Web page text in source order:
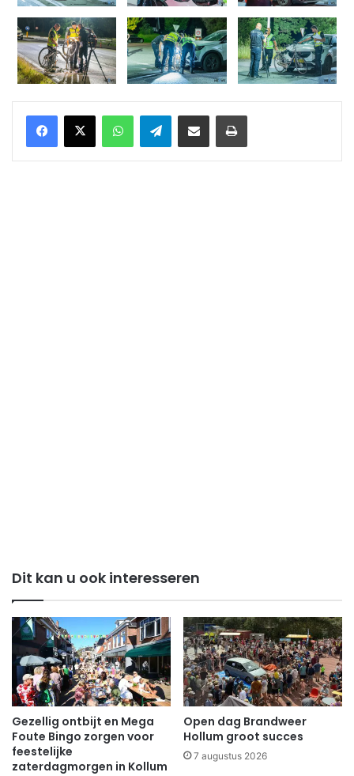
WhatsAppTelegramDelen via Email Print
Dit kan u ook interesseren
Gezellig ontbijt en Mega
Foute Bingo zorgen voor
feestelijke
zaterdagmorgen in Kollum
Open dag Brandweer
Hollum groot succes
7 augustus 2026